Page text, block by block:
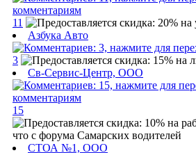
11
Азбука Авто
3
Св-Сервис-Центр, ООО
15
СТОА №1, ООО